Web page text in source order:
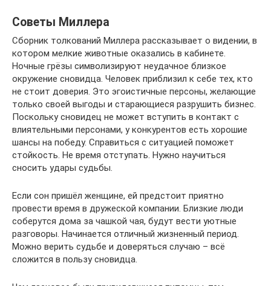
Советы Миллера
Сборник толкований Миллера рассказывает о видении, в
котором мелкие животные оказались в кабинете.
Ночные грёзы символизируют неудачное близкое
окружение сновидца. Человек приблизил к себе тех, кто
не стоит доверия. Это эгоистичные персоны, желающие
только своей выгоды и старающиеся разрушить бизнес.
Поскольку сновидец не может вступить в контакт с
влиятельными персонами, у конкурентов есть хорошие
шансы на победу. Справиться с ситуацией поможет
стойкость. Не время отступать. Нужно научиться
сносить удары судьбы.
Если сон пришёл женщине, ей предстоит приятно
провести время в дружеской компании. Близкие люди
соберутся дома за чашкой чая, будут вести уютные
разговоры. Начинается отличный жизненный период.
Можно верить судьбе и доверяться случаю – всё
сложится в пользу сновидца.